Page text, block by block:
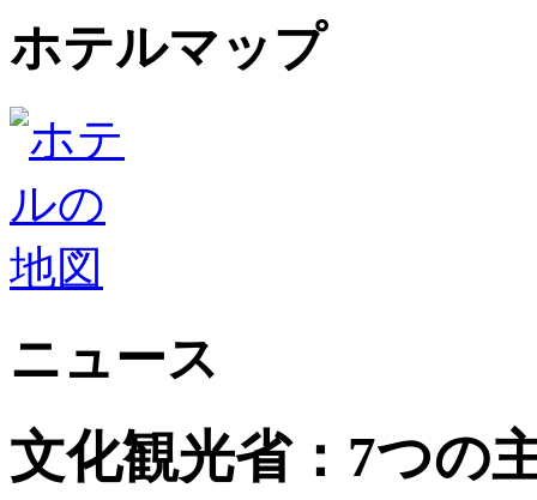
ホテルマップ
ニュース
文化観光省：7つの